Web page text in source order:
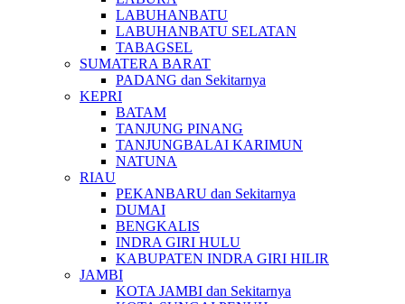
LABUHANBATU
LABUHANBATU SELATAN
TABAGSEL
SUMATERA BARAT
PADANG dan Sekitarnya
KEPRI
BATAM
TANJUNG PINANG
TANJUNGBALAI KARIMUN
NATUNA
RIAU
PEKANBARU dan Sekitarnya
DUMAI
BENGKALIS
INDRA GIRI HULU
KABUPATEN INDRA GIRI HILIR
JAMBI
KOTA JAMBI dan Sekitarnya